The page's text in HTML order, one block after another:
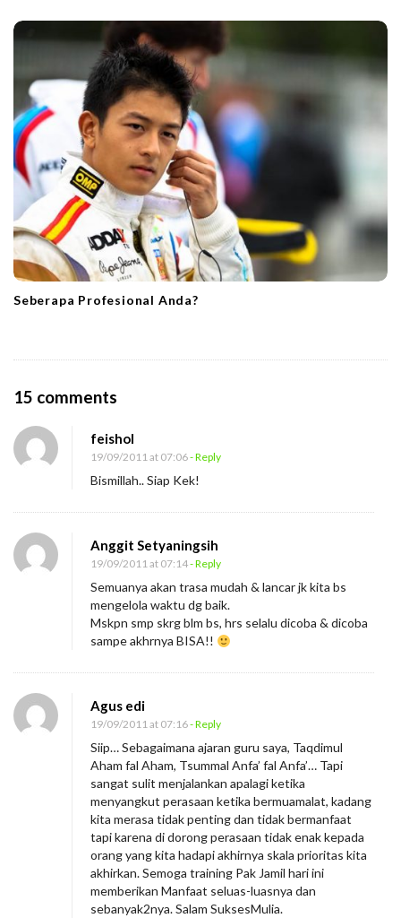
Seberapa Profesional Anda?
15 comments
P
d
u
k
t
i
f
u
D
i
a
w
a
l
i
D
feishol
19/09/2011 at 07:06- Reply
Bismillah.. Siap Kek!
Anggit Setyaningsih
19/09/2011 at 07:14- Reply
Semuanya akan trasa mudah & lancar jk kita bs
mengelola waktu dg baik.
Mskpn smp skrg blm bs, hrs selalu dicoba & dicoba
sampe akhrnya BISA!!
Agus edi
19/09/2011 at 07:16- Reply
Siip… Sebagaimana ajaran guru saya, Taqdimul
Aham fal Aham, Tsummal Anfa’ fal Anfa’… Tapi
sangat sulit menjalankan apalagi ketika
menyangkut perasaan ketika bermuamalat, kadang
kita merasa tidak penting dan tidak bermanfaat
tapi karena di dorong perasaan tidak enak kepada
orang yang kita hadapi akhirnya skala prioritas kita
akhirkan. Semoga training Pak Jamil hari ini
memberikan Manfaat seluas-luasnya dan
sebanyak2nya. Salam SuksesMulia.